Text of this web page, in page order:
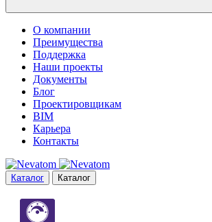
О компании
Преимущества
Поддержка
Наши проекты
Документы
Блог
Проектировщикам
BIM
Карьера
Контакты
Каталог Каталог